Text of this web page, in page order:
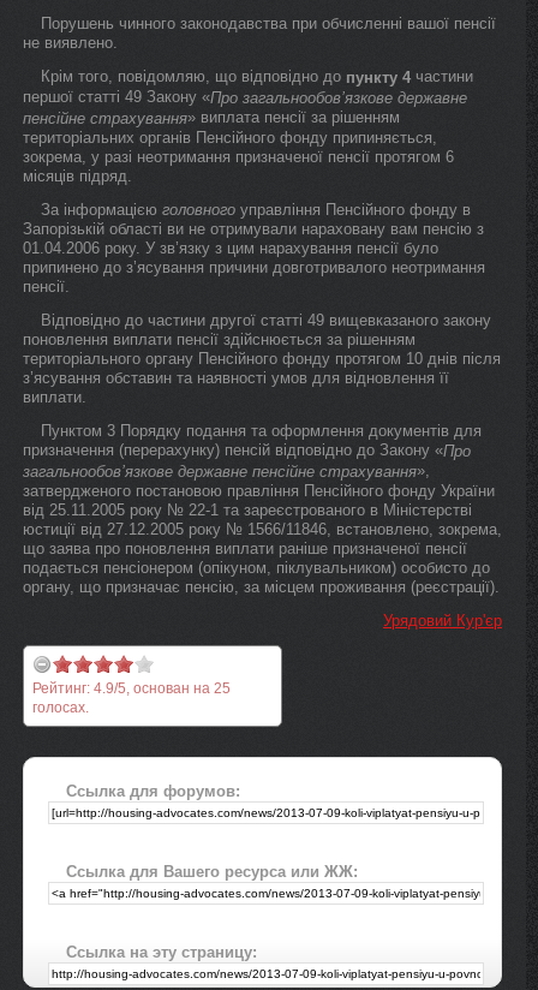
Порушень чинного законодавства при обчисленні вашої пенсії
не виявлено.
Крім того, повідомляю, що відповідно до пункту 4 частини
першої статті 49 Закону «Про загальнообов’язкове державне
пенсійне страхування» виплата пенсії за рішенням
територіальних органів Пенсійного фонду припиняється,
зокрема, у разі неотримання призначеної пенсії протягом 6
місяців підряд.
За інформацією головного управління Пенсійного фонду в
Запорізькій області ви не отримували нараховану вам пенсію з
01.04.2006 року. У зв’язку з цим нарахування пенсії було
припинено до з’ясування причини довготривалого неотримання
пенсії.
Відповідно до частини другої статті 49 вищевказаного закону
поновлення виплати пенсії здійснюється за рішенням
територіального органу Пенсійного фонду протягом 10 днів після
з’ясування обставин та наявності умов для відновлення її
виплати.
Пунктом 3 Порядку подання та оформлення документів для
призначення (перерахунку) пенсій відповідно до Закону «Про
загальнообов’язкове державне пенсійне страхування»,
затвердженого постановою правління Пенсійного фонду України
від 25.11.2005 року № 22-1 та зареєстрованого в Міністерстві
юстиції від 27.12.2005 року № 1566/11846, встановлено, зокрема,
що заява про поновлення виплати раніше призначеної пенсії
подається пенсіонером (опікуном, піклувальником) особисто до
органу, що призначає пенсію, за місцем проживання (реєстрації).
Урядовий Кур'єр
Рейтинг: 4.9/5, основан на 25
голосах.
Ссылка для форумов:
Ссылка для Вашего ресурса или ЖЖ:
Ссылка на эту страницу: